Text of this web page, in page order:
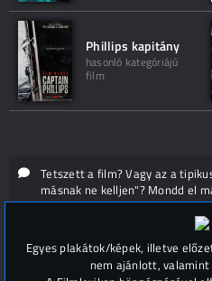
Phillips kapitány
hasonló kategóriájú
film
Tetszett a film? Vagy az a
másnak ne kelljen"? Mondd el
Egyes plakátok/képek, illetve
nem ajánlott,